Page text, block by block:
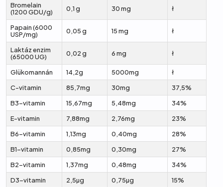
Bromelain
(1200 GDU/g)
0,1 g 30 mg ł
Papain (6000
USP/mg)
0,05 g 15 mg ł
Laktáz enzim
(65000 UG)
0,02 g 6 mg ł
Glükomannán 14,2g 5000mg
ł
C-vitamin
85,7mg 30mg
37,5%
B3-vitamin
15,67mg 5,48mg
34%
E-vitamin
7,88mg 2,76mg
23%
B6-vitamin
1,13mg 0,40mg
28%
B1-vitamin
0,85mg 0,30mg
27%
B2-vitamin
1,37mg 0,48mg
34%
D3-vitamin
2,5µg 0,75µg
15%